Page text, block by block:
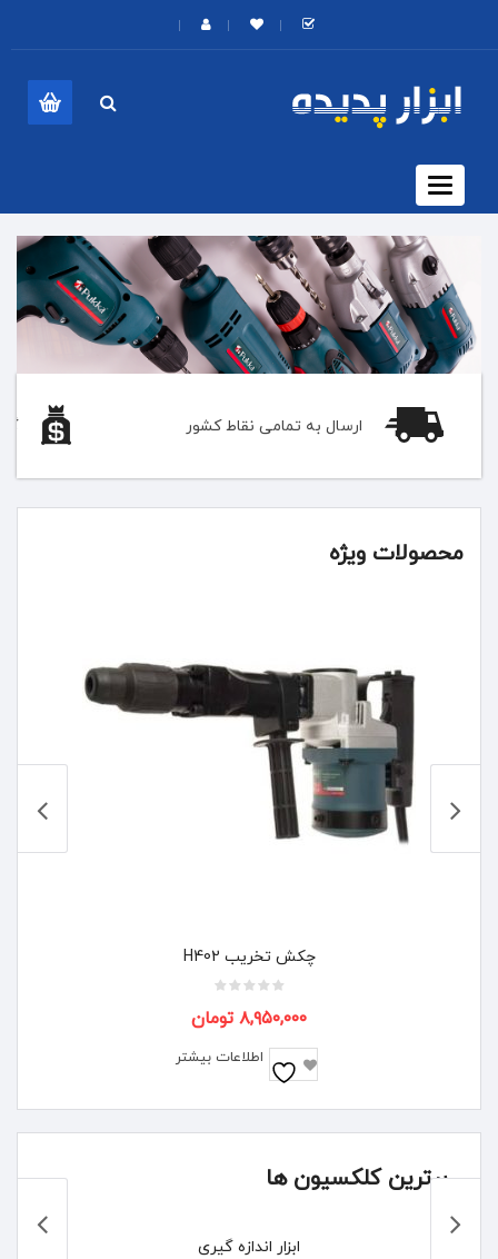
Toggle
navigation
ارسال به تمامی نقاط کشور
محصولات ویژه
چکش تخریب H402
۸,۹۵۰,۰۰۰ تومان
اطلاعات بیشتر
برترین کلکسیون ها
ابزار اندازه گیری